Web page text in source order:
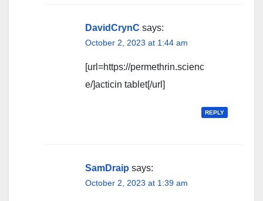
DavidCrynC says:
October 2, 2023 at 1:44 am
[url=https://permethrin.scienc
e/]acticin tablet[/url]
REPLY
SamDraip says:
October 2, 2023 at 1:39 am